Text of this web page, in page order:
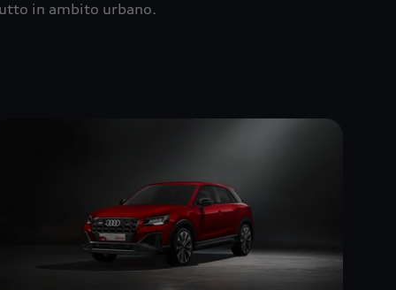
in ambito urbano.